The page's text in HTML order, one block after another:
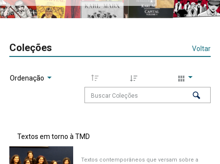
Coleções Voltar
Ordenação
Textos em torno à TMD
Textos contemporâneos que versam sobre a